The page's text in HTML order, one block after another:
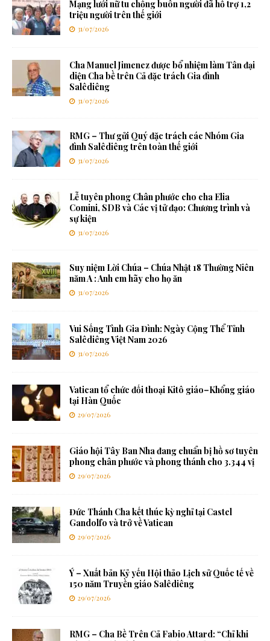
Mạng lưới nữ tu chống buôn người đã hỗ trợ 1,2
triệu người trên thế giới
31/07/2026
Cha Manuel Jimenez được bổ nhiệm làm Tân đại
diện Cha bề trên Cả đặc trách Gia đình
Salêdiêng
31/07/2026
RMG – Thư gửi Quý đặc trách các Nhóm Gia
đình Salêdiêng trên toàn thế giới
31/07/2026
Lễ tuyên phong Chân phước cho cha Elia
Comini, SDB và Các vị tử đạo: Chương trình và
sự kiện
31/07/2026
Suy niệm Lời Chúa – Chúa Nhật 18 Thường Niên
năm A : Anh em hãy cho họ ăn
31/07/2026
Vui Sống Tình Gia Đình: Ngày Cộng Thể Tỉnh
Salêdiêng Việt Nam 2026
31/07/2026
Vatican tổ chức đối thoại Kitô giáo–Khổng giáo
tại Hàn Quốc
29/07/2026
Giáo hội Tây Ban Nha đang chuẩn bị hồ sơ tuyên
phong chân phước và phong thánh cho 3.344 vị
29/07/2026
Đức Thánh Cha kết thúc kỳ nghỉ tại Castel
Gandolfo và trở về Vatican
29/07/2026
Ý – Xuất bản Kỷ yếu Hội thảo Lịch sử Quốc tế về
150 năm Truyền giáo Salêdiêng
29/07/2026
RMG – Cha Bề Trên Cả Fabio Attard: “Chỉ khi